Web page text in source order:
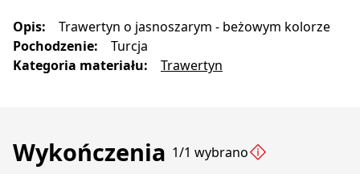
Opis:
Trawertyn o jasnoszarym - beżowym kolorze
Pochodzenie:
Turcja
Kategoria materiału: Trawertyn
Wykończenia 1/1 wybrano